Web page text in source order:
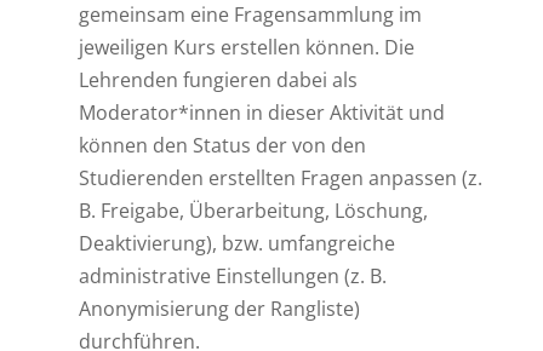
gemeinsam eine Fragensammlung im
jeweiligen Kurs erstellen können. Die
Lehrenden fungieren dabei als
Moderator*innen in dieser Aktivität und
können den Status der von den
Studierenden erstellten Fragen anpassen (z.
B. Freigabe, Überarbeitung, Löschung,
Deaktivierung), bzw. umfangreiche
administrative Einstellungen (z. B.
Anonymisierung der Rangliste)
durchführen.